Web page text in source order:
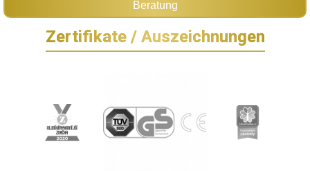
Beratung
Zertifikate / Auszeichnungen